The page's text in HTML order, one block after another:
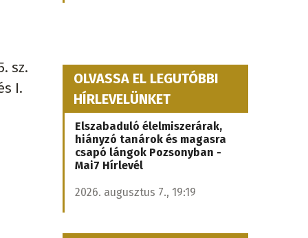
sz.
I.
OLVASSA EL LEGUTÓBBI
HÍRLEVELÜNKET
Elszabaduló élelmiszerárak,
hiányzó tanárok és magasra
csapó lángok Pozsonyban -
Mai7 Hírlevél
2026. augusztus 7., 19:19